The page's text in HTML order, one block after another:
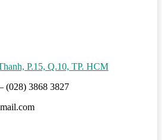
P.15, Q.10, TP. HCM
(028) 3868 3827